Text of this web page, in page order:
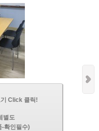
Click 클릭!
별도
-확인필수)